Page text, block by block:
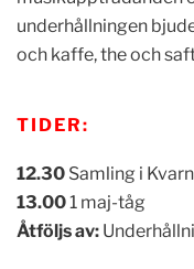
underhållningen
och kaffe, the och
TIDER:
12.30 Samling i
13.00 1 maj-tåg
Åtföljs av: